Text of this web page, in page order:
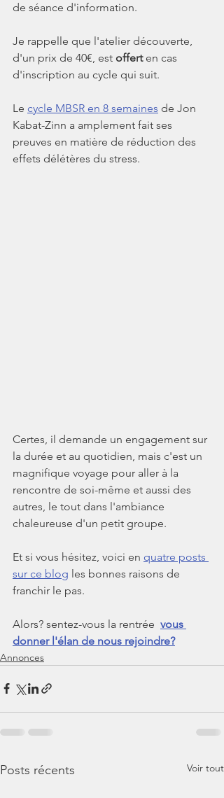
de séance d'information.
Je rappelle que l'atelier découverte,
d'un prix de 40€, est offert en cas
d'inscription au cycle qui suit.
Le cycle MBSR en 8 semaines de Jon
Kabat-Zinn a amplement fait ses
preuves en matière de réduction des
effets délétères du stress.
Certes, il demande un engagement sur
la durée et au quotidien, mais c'est un
magnifique voyage pour aller à la
rencontre de soi-même et aussi des
autres, le tout dans l'ambiance
chaleureuse d'un petit groupe.
Et si vous hésitez, voici en quatre posts
sur ce blog les bonnes raisons de
franchir le pas.
Alors? sentez-vous la rentrée vous
donner l'élan de nous rejoindre?
Annonces
Posts récents Voir tout